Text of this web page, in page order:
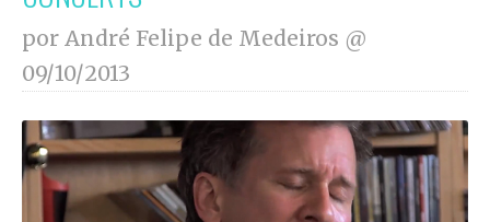
por André Felipe de Medeiros @
09/10/2013